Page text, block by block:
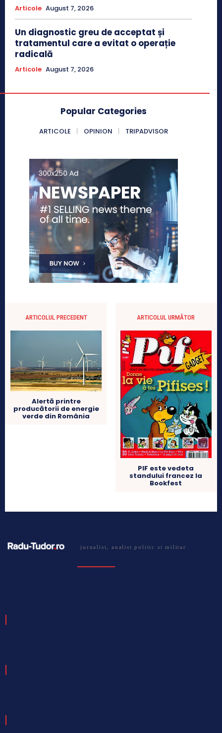
Articole August 7, 2026
Un diagnostic greu de acceptat și
tratamentul care a evitat o operație
radicală
Articole August 7, 2026
Popular Categories
ARTICOLE OPINION TRIPADVISOR
ARTICOLUL PRECEDENT
Alertă printre
producătorii de energie
verde din România
ARTICOLUL URMĂTOR
PIF este vedeta
standului francez la
Bookfest
jurnalist, analist politic si militar